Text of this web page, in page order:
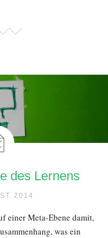
des Lernens
2014
einer Meta-Ebene damit,
was ein